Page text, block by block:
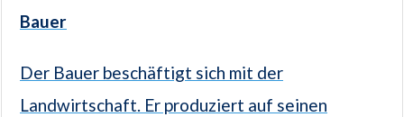
Bauer
Der Bauer beschäftigt sich mit der
Landwirtschaft. Er produziert auf seinen